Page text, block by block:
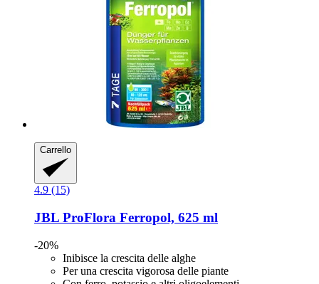
Carrello
4.9 (15)
JBL ProFlora Ferropol, 625 ml
-20%
Inibisce la crescita delle alghe
Per una crescita vigorosa delle piante